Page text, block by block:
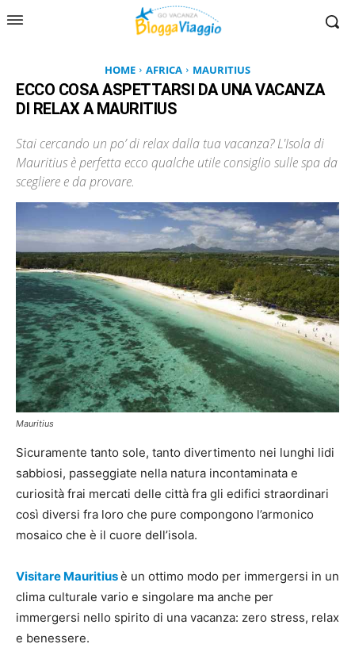
HOME AFRICA MAURITIUS
ECCO COSA ASPETTARSI DA UNA VACANZA
DI RELAX A MAURITIUS
Stai cercando un po’ di relax dalla tua vacanza? L'Isola di
Mauritius è perfetta ecco qualche utile consiglio sulle spa da
scegliere e da provare.
Mauritius
Sicuramente tanto sole, tanto divertimento nei lunghi lidi
sabbiosi, passeggiate nella natura incontaminata e
curiosità frai mercati delle città fra gli edifici straordinari
così diversi fra loro che pure compongono l’armonico
mosaico che è il cuore dell’isola.
Visitare Mauritiusè un ottimo modo per immergersi in un
clima culturale vario e singolare ma anche per
immergersi nello spirito di una vacanza: zero stress, relax
e benessere.